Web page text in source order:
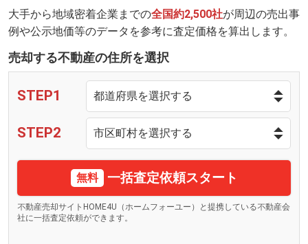
大手から地域密着企業までの全国約2,500社が周辺の売出事
例や公示地価等のデータを参考に査定価格を算出します。
売却する不動産の住所を選択
STEP1
STEP2
無料 一括査定依頼スタート
不動産売却サイトHOME4U（ホームフォーユー）と提携している不動産会
社に一括査定依頼ができます。